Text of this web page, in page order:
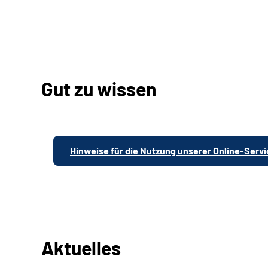
Gut zu wissen
Hinweise für die Nutzung unserer Online-
Aktuelles